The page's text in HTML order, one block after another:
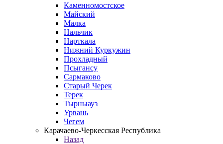
Каменномостское
Майский
Малка
Нальчик
Нарткала
Нижний Куркужин
Прохладный
Псыгансу
Сармаково
Старый Черек
Терек
Тырныауз
Урвань
Чегем
Карачаево-Черкесская Республика
Назад